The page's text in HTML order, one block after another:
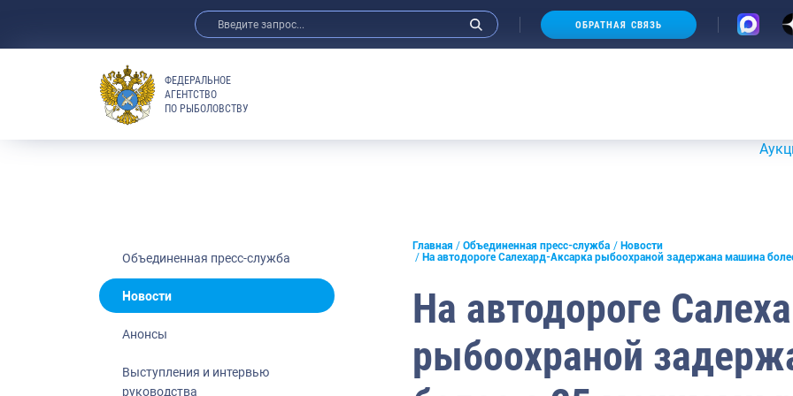
Анонсы
Отраслевые СМИ
Выставки и конференции
Научно-практическая литература
Рыбоохрана России
ОБРАТНАЯ СВЯЗЬ
ФЕДЕРАЛЬНОЕ
АГЕНТСТВО
ПО РЫБОЛОВСТВУ
Аукционы 20-
Объединенная пресс-служба
Новости
Анонсы
Выступления и интервью
руководства
Главная Объединенная пресс-служба
Новости
На автодороге Салехард-Аксарка рыбоохраной задержана машина
На автодороге
рыбоохраной